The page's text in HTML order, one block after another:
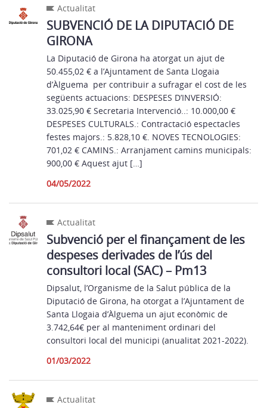
Actualitat
SUBVENCIÓ DE LA DIPUTACIÓ DE
GIRONA
La Diputació de Girona ha atorgat un ajut de
50.455,02 € a l’Ajuntament de Santa Llogaia
d’Àlguema per contribuir a sufragar el cost de les
següents actuacions: DESPESES D’INVERSIÓ:
33.025,90 € Secretaria Intervenció..: 10.000,00 €
DESPESES CULTURALS.: Contractació espectacles
festes majors.: 5.828,10 €. NOVES TECNOLOGIES:
701,02 € CAMINS.: Arranjament camins municipals:
900,00 € Aquest ajut […]
04/05/2022
Actualitat
Subvenció per el finançament de les
despeses derivades de l’ús del
consultori local (SAC) – Pm13
Dipsalut, l’Organisme de la Salut pública de la
Diputació de Girona, ha otorgat a l’Ajuntament de
Santa Llogaia d’Àlguema un ajut econòmic de
3.742,64€ per al manteniment ordinari del
consultori local del municipi (anualitat 2021-2022).
01/03/2022
Actualitat